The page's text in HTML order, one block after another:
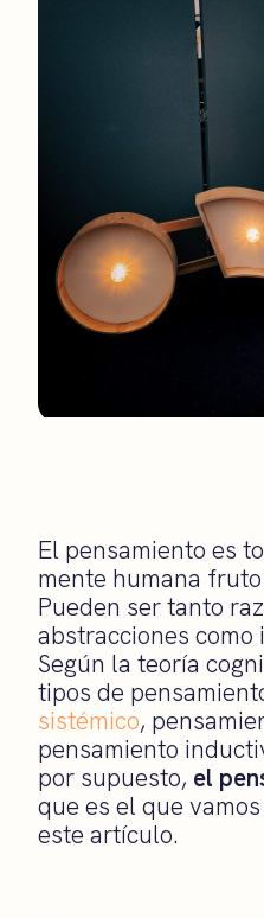
El pensamiento es
mente humana
Pueden ser tanto
abstracciones como
Según la teoría
tipos de
sistémico,
pensamiento
por supuesto, el
que es el que
este artículo.